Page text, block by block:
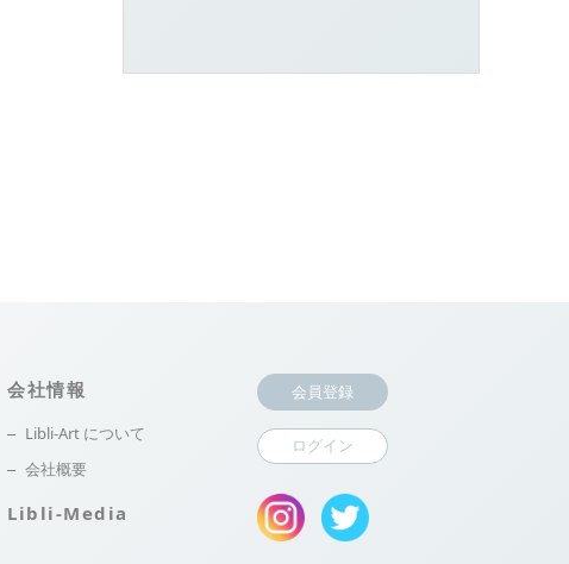
会社情報
Libli-Art について
会社概要
Libli-Media
会員登録
ログイン